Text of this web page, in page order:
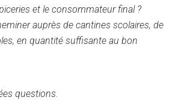
et le consommateur final ?
auprès de cantines scolaires, de
en quantité suffisante au bon
questions.